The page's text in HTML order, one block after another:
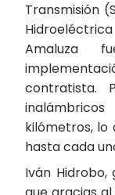
Transmisión
Amaluza
contratista.
kilómetros, lo
hasta cada
Iván Hidrobo,